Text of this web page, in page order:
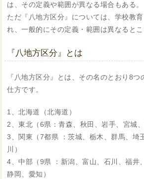
は、その定義や範囲が異なる場合もある。
ただ『八地方区分』については、学校教
れ、一般的にその定義・範囲は異なるとこ
『八地方区分』とは
『八地方区分』とは、その名のとおり8
仕方です。
1、北海道（北海道）
2、東北（6県：青森、秋田、岩手、宮城、
3、関東（7都県 ：茨城、栃木、群馬、埼
川）
4、中部（9県 ：新潟、富山、石川、福井
静岡、愛知）